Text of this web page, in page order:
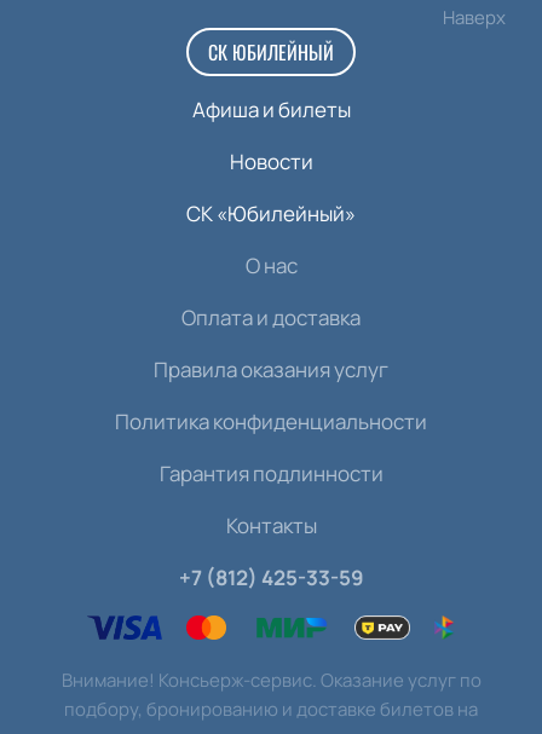
Наверх
СК ЮБИЛЕЙНЫЙ
Афиша и билеты
Новости
СК «Юбилейный»
О нас
Оплата и доставка
Правила оказания услуг
Политика конфиденциальности
Гарантия подлинности
Контакты
+7 (812) 425-33-59
Внимание! Консьерж-сервис. Оказание услуг по
подбору, бронированию и доставке билетов на